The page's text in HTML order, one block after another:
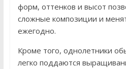
форм, оттенков и высот
сложные композиции и
ежегодно.
Кроме того, однолетники
легко поддаются